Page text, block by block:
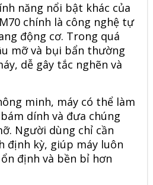
năng nổi bật khác của
chính là công nghệ tự
động cơ. Trong quá
mỡ và bụi bẩn thường
dễ gây tắc nghẽn và
minh, máy có thể làm
dính và đưa chúng
Người dùng chỉ cần
định kỳ, giúp máy luôn
định và bền bỉ hơn